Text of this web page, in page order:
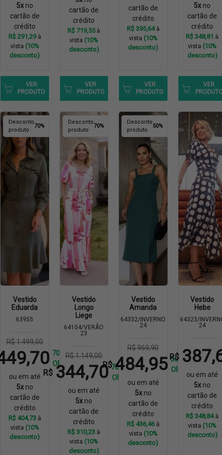
5xno
cartão de
crédito
R$ 291,29à
vista (10%
desconto)
VER
PRODUTO
cartão de
crédito
R$ 719,55à
vista (10%
desconto)
VER
PRODUTO
cartão de
crédito
R$ 395,64à
vista (10%
desconto)
VER
PRODUTO
5x no
cartão de
crédito
R$ 348,81 à
vista (10%
desconto)
VER
Desconto
produto
70%
Vestido
Eduarda
63955
R$ 1.499,00
70%
OFF
ou em até
5xno
cartão de
crédito
R$ 404,73à
vista (10%
desconto)
Desconto
produto
70%
Vestido
Longo
Liege
64104/VERÃO
23
R$ 1.149,00
R$ 344,70 70%
OFF
ou em até
5x no
cartão de
crédito
R$ 310,23 à
vista (10%
desconto)
Desconto
produto
50%
Vestido
Amanda
64332/INVERNO
24
R$ 969,90
R$ 484,95 50%
OFF
ou em até
5xno
cartão de
crédito
R$ 436,46à
vista (10%
desconto)
Vestido
Hebe
64323/
24
R$
ou em até
5x no
cartão de
crédito
R$ 348,84à
vista (10%
desconto)